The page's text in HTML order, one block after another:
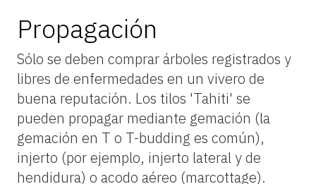
Propagación
Sólo se deben comprarárboles registrados y
libres de enfermedades en un vivero de
buena reputación. Los tilos 'Tahiti' se
pueden propagar mediante gemación (la
gemación en T o T-budding es común),
injerto (porejemplo, injerto lateral yde
hendidura) o acodo aéreo (marcottage).